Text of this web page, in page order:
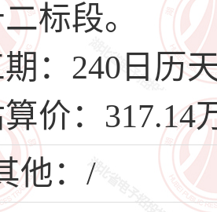
标段。
：240日历
价：317.14
他：/